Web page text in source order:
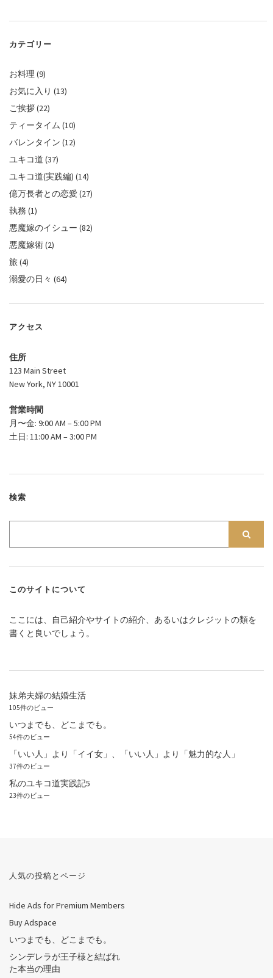
カテゴリー
お料理 (9)
お気に入り (13)
ご挨拶(22)
ティータイム (10)
バレンタイン (12)
ユキコ道 (37)
ユキコ道(実践編) (14)
億万長者との恋愛 (27)
執務 (1)
悪魔嫁のイシュー (82)
悪魔嫁術(2)
旅 (4)
溺愛の日々 (64)
アクセス
住所
123 Main Street
New York, NY 10001
営業時間
月〜金: 9:00 AM – 5:00 PM
土日: 11:00 AM – 3:00 PM
検索
このサイトについて
ここには、自己紹介やサイトの紹介、あるいはクレジットの類を
書くと良いでしょう。
妹弟夫婦の結婚生活
105件のビュー
いつまでも、どこまでも。
54件のビュー
「いい人」より「イイ女」、「いい人」より「魅力的な人」
37件のビュー
私のユキコ道実践記5
23件のビュー
人気の投稿とページ
Hide Ads for Premium Members
Buy Adspace
いつまでも、どこまでも。
シンデレラが王子様と結ばれ
た本当の理由